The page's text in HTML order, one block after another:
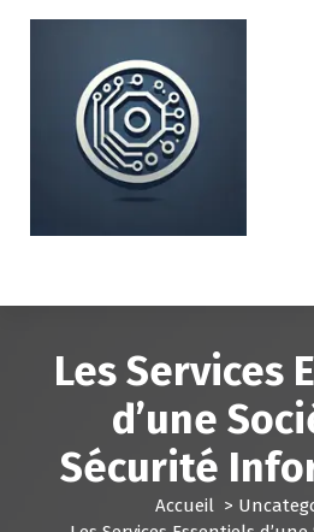
e
Les Services
d’une
Sécurité
Accueil >